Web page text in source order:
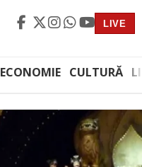
LIVE
ECONOMIE CULTURĂ